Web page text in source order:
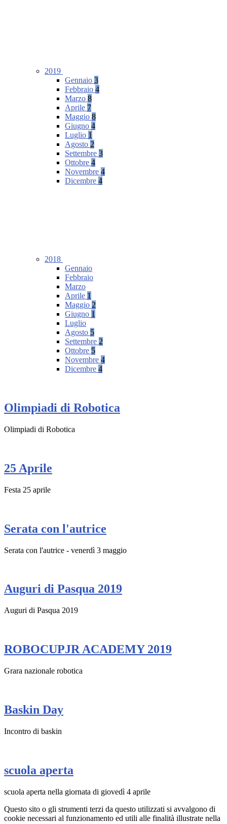
2019
Gennaio 3
Febbraio 4
Marzo 8
Aprile 7
Maggio 8
Giugno 4
Luglio 1
Agosto 2
Settembre 3
Ottobre 4
Novembre 4
Dicembre 4
2018
Gennaio
Febbraio
Marzo
Aprile 1
Maggio 2
Giugno 1
Luglio
Agosto 5
Settembre 2
Ottobre 5
Novembre 4
Dicembre 4
Olimpiadi di Robotica
Olimpiadi di Robotica
25 Aprile
Festa 25 aprile
Serata con l'autrice
Serata con l'autrice - venerdì 3 maggio
Auguri di Pasqua 2019
Auguri di Pasqua 2019
ROBOCUPJR ACADEMY 2019
Grara nazionale robotica
Baskin Day
Incontro di baskin
scuola aperta
scuola aperta nella giornata di giovedì 4 aprile
Questo sito o gli strumenti terzi da questo utilizzati si avvalgono di
cookie necessari al funzionamento ed utili alle finalità illustrate nella